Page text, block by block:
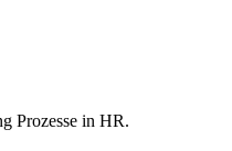
Prozesse in HR.